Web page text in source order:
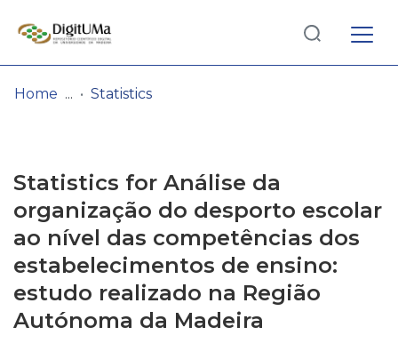
Browse repository
Entities
Log
In(current)
Home Statistics
Statistics for Análise da
organização do desporto escolar
ao nível das competências dos
estabelecimentos de ensino:
estudo realizado na Região
Autónoma da Madeira